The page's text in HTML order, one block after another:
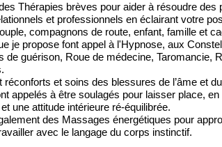
Thérapies brèves pour aider à résoudre des
et professionnels en éclairant votre
compagnons de route, enfant, famille et
je propose font appel à l'Hypnose, aux
de guérison, Roue de médecine, Taromancie,
réconforts et soins des blessures de l’âme et
appelés à être soulagés pour laisser place,
une attitude intérieure ré-équilibrée.
des Massages énergétiques pour
avec le langage du corps instinctif.